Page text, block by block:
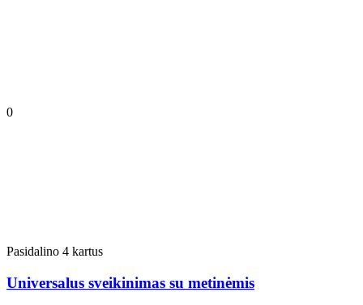
0
Pasidalino 4 kartus
Universalus sveikinimas su metinėmis